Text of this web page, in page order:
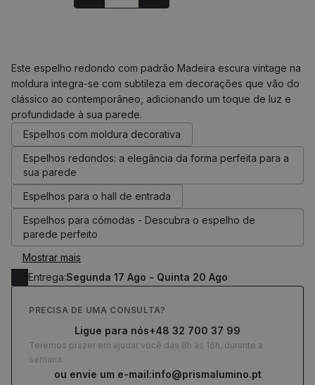
0.00€
Este espelho redondo com padrão Madeira escura vintage na
moldura integra-se com subtileza em decorações que vão do
clássico ao contemporâneo, adicionando um toque de luz e
profundidade à sua parede.
Espelhos com moldura decorativa
Espelhos redondos: a elegância da forma perfeita para a
sua parede
Espelhos para o hall de entrada
Espelhos para cómodas - Descubra o espelho de
parede perfeito
Mostrar mais
Entrega:Segunda 17 Ago - Quinta 20 Ago
PRECISA DE UMA CONSULTA?
Ligue para nós+48 32 700 37 99
Teremos prazer em ajudar você das 8h às 16h, durante a
semana.
ou envie um e-mail:info@prismalumino.pt